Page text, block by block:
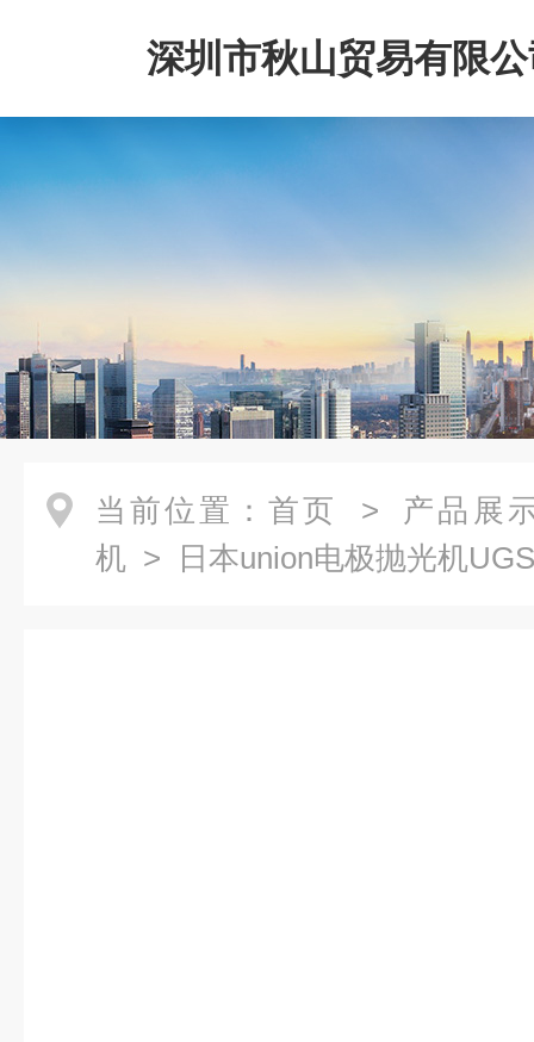
深圳市秋山贸易有限
当前位置： 首页 > 产品展
机 > 日本union电极抛光机